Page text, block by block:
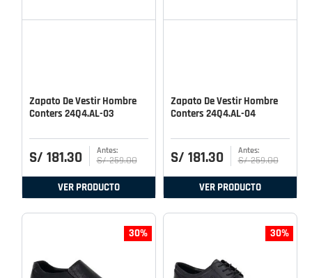
Zapato De Vestir Hombre
Conters 24Q4.AL-03
S/ 181.30 S/ 259.00
VER PRODUCTO
Zapato De Vestir Hombre
Conters 24Q4.AL-04
S/ 181.30 S/ 259.00
VER PRODUCTO
30% 30%